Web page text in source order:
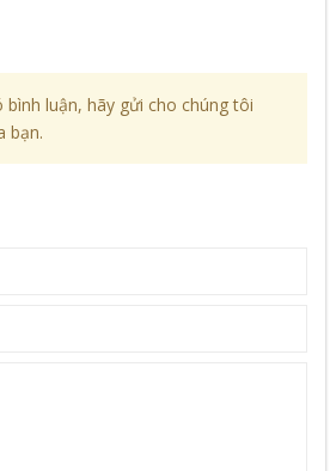
bình luận, hãy gửi cho chúng tôi
bạn.